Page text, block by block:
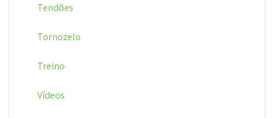
Tendões
Tornozelo
Treino
Vídeos